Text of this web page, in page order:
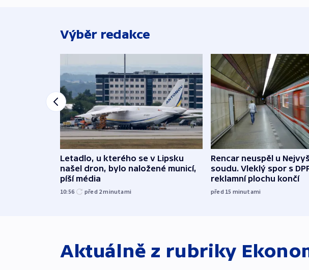
Výběr redakce
Letadlo, u kterého se v Lipsku
našel dron, bylo naložené municí,
píší média
10:56 před 2minutami
Rencar neuspěl u
soudu. Vleklý spor s
reklamní plochu končí
před 15 minutami
Aktuálně z rubriky